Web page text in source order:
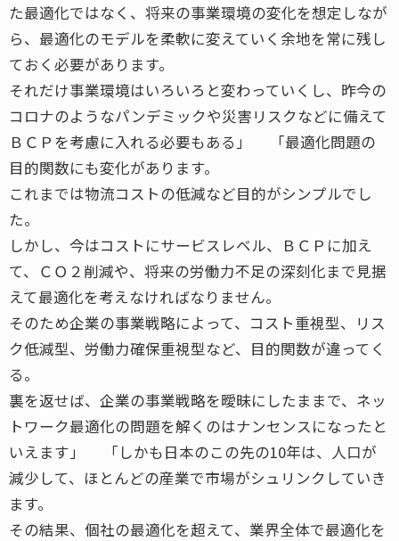
た最適化ではなく、将来の事業環境の変化を想定しなが
ら、最適化のモデルを柔軟に変えていく余地を常に残し
ておく必要があります。
それだけ事業環境はいろいろと変わっていくし、昨今の
コロナのようなパンデミックや災害リスクなどに備えて
ＢＣＰを考慮に入れる必要もある」 「最適化問題の
目的関数にも変化があります。
これまでは物流コストの低減など目的がシンプルでし
た。
しかし、今はコストにサービスレベル、ＢＣＰに加え
て、ＣＯ２削減や、将来の労働力不足の深刻化まで見据
えて最適化を考えなければなりません。
そのため企業の事業戦略によって、コスト重視型、リス
ク低減型、労働力確保重視型など、目的関数が違ってく
る。
裏を返せば、企業の事業戦略を曖昧にしたままで、ネッ
トワーク最適化の問題を解くのはナンセンスになったと
いえます」 「しかも日本のこの先の10年は、人口が
減少して、ほとんどの産業で市場がシュリンクしていき
ます。
その結果、個社の最適化を超えて、業界全体で最適化を